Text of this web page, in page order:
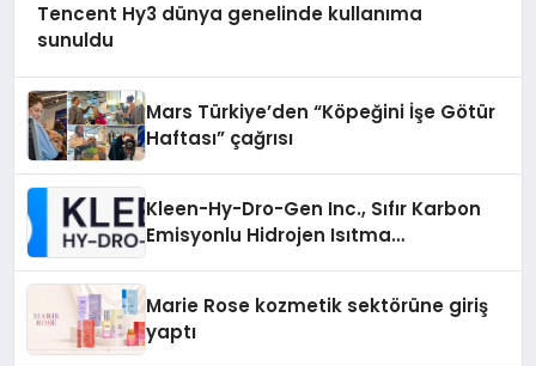
Tencent Hy3 dünya genelinde kullanıma
sunuldu
Mars Türkiye’den “Köpeğini İşe Götür
Haftası” çağrısı
Kleen-Hy-Dro-Gen Inc., Sıfır Karbon
Emisyonlu Hidrojen Isıtma
Marie Rose kozmetik sektörüne giriş
yaptı